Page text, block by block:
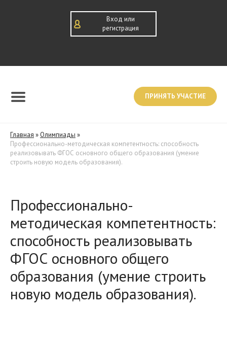
Вход или
регистрация
ПРИНЯТЬ УЧАСТИЕ
Главная » Олимпиады »
Профессионально-методическая компетентность: способность
реализовывать ФГОС основного общего образования (умение
строить новую модель образования).
Профессионально-
методическая компетентность:
способность реализовывать
ФГОС основного общего
образования (умение строить
новую модель образования).